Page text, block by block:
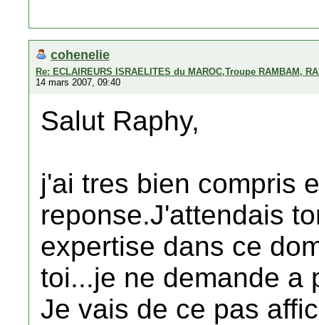
cohenelie
Re: ECLAIREURS ISRAELITES du MAROC,Troupe RAMBAM,
14 mars 2007, 09:40
Salut Raphy,
j'ai tres bien compris
reponse.J'attendais
expertise dans ce
toi...je ne demande a
Je vais de ce pas